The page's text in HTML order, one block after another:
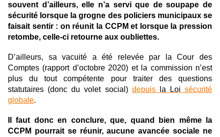
souvent d’ailleurs, elle n’a servi que de soupape de
sécurité lorsque la grogne des policiers municipaux se
faisait sentir : on réunit la CCPM et lorsque la pression
retombe, celle-ci retourne aux oubliettes.
D’ailleurs, sa vacuité a été relevée par la Cour des
Comptes (rapport d’octobre 2020) et la commission n’est
plus du tout compétente pour traiter des questions
statutaires (donc du volet social) depuis la Loi sécurité
globale.
Il faut donc en conclure, que, quand bien même
la
CCPM pourrait se réunir, aucune avancée sociale ne